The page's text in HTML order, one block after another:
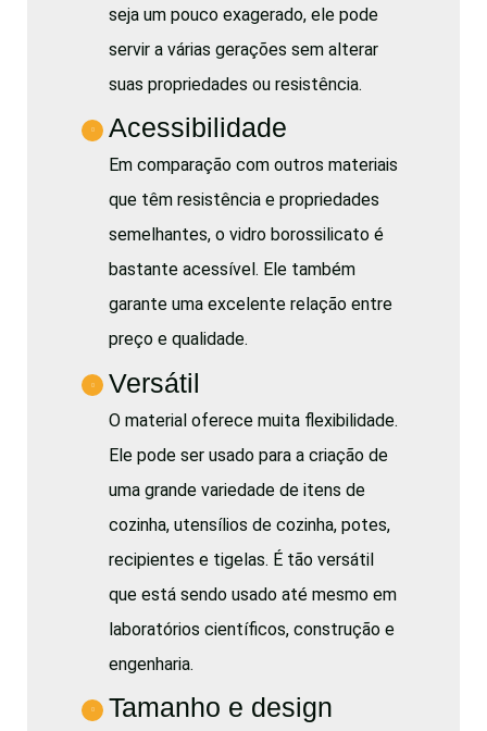
seja um pouco exagerado, ele pode
servir a várias gerações sem alterar
suas propriedades ou resistência.
Acessibilidade
Em comparação com outros materiais
que têm resistência e propriedades
semelhantes, o vidro borossilicato é
bastante acessível. Ele também
garante uma excelente relação entre
preço e qualidade.
Versátil
O material oferece muita flexibilidade.
Ele pode ser usado para a criação de
uma grande variedade de itens de
cozinha, utensílios de cozinha, potes,
recipientes e tigelas. É tão versátil
que está sendo usado até mesmo em
laboratórios científicos, construção e
engenharia.
Tamanho e design